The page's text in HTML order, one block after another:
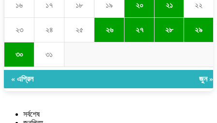
১৬ ১৭ ১৮ ১৯ ২০ ২১ ২২
২৩ ২৪ ২৫ ২৬ ২৭ ২৮ ২৯
৩০ ৩১
« এপ্রিল জুন »
সর্বশেষ